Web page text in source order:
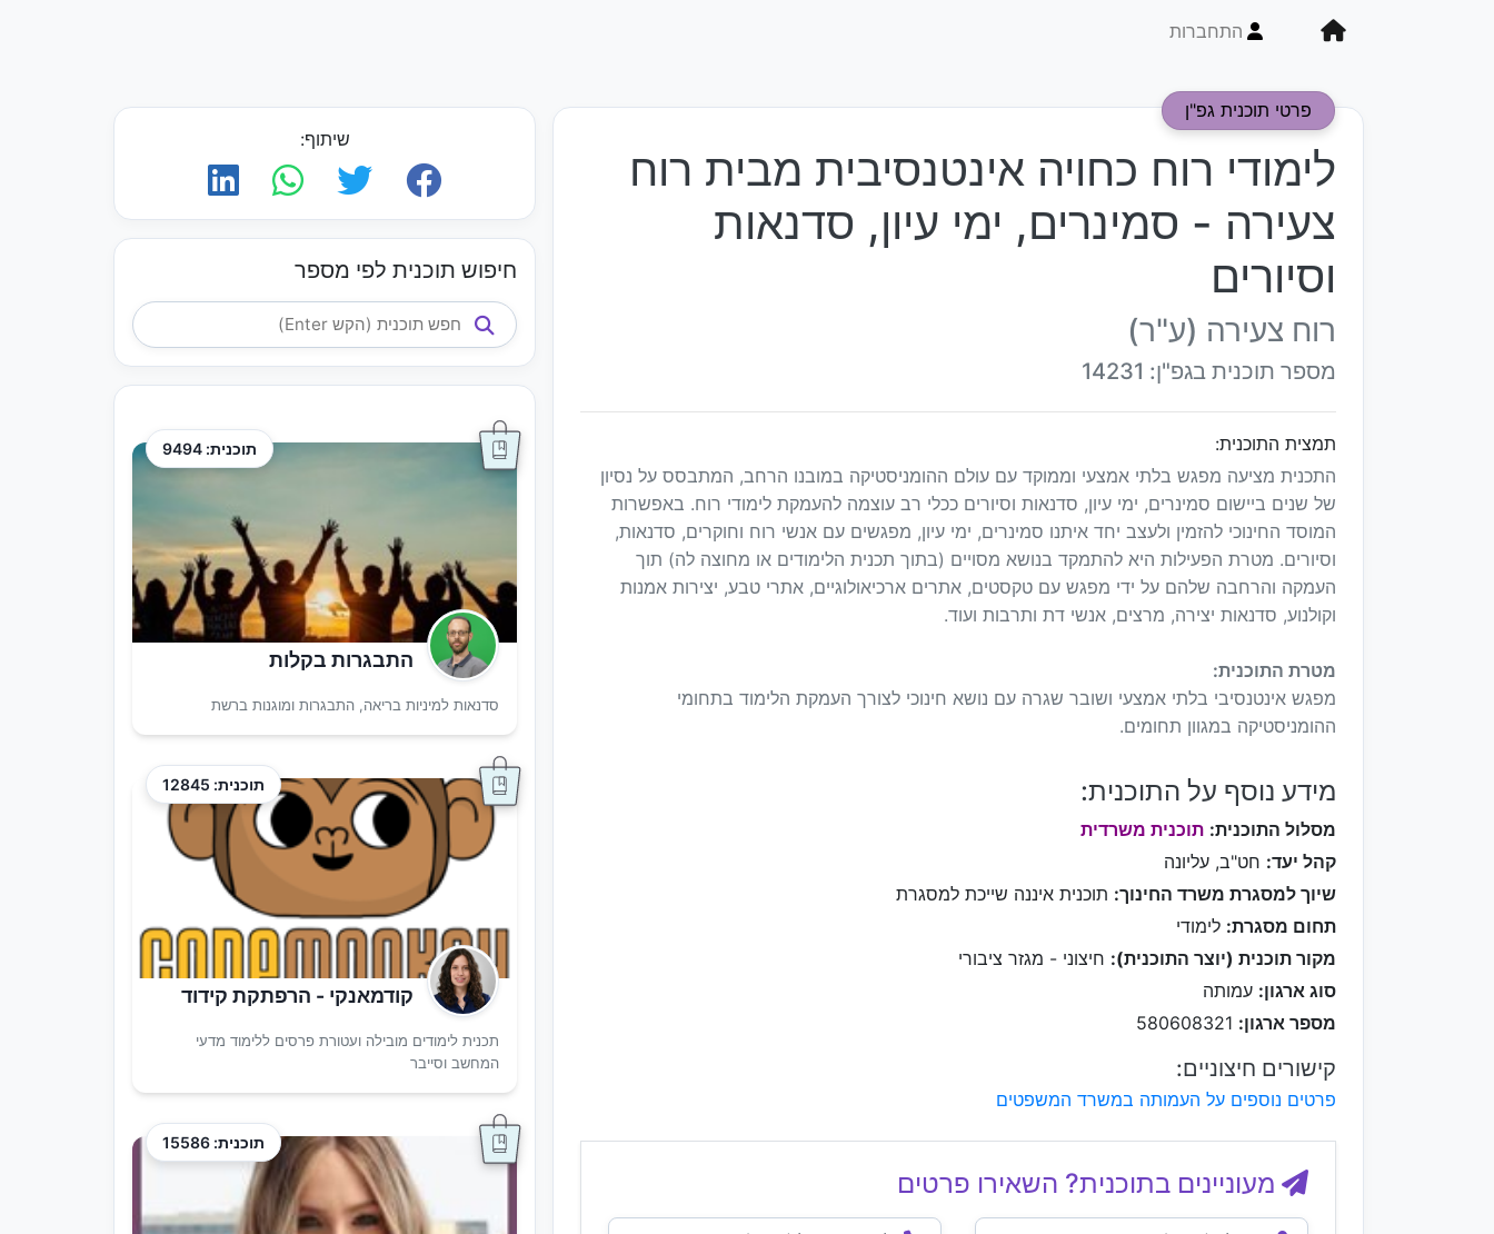
התחברות
פרטי תוכנית גפ"ן
לימודי רוח כחויה אינטנסיבית מבית רוח
צעירה - סמינרים, ימי עיון, סדנאות
וסיורים
רוח צעירה (ע"ר)
מספר תוכנית בגפ"ן: 14231
תמצית התוכנית:
התכנית מציעה מפגש בלתי אמצעי וממוקד עם עולם ההומניסטיקה במובנו הרחב, המתבסס על נסיון
של שנים ביישום סמינרים, ימי עיון, סדנאות וסיורים ככלי רב עוצמה להעמקת לימודי רוח. באפשרות
המוסד החינוכי להזמין ולעצב יחד איתנו סמינרים, ימי עיון, מפגשים עם אנשי רוח וחוקרים, סדנאות,
וסיורים. מטרת הפעילות היא להתמקד בנושא מסויים (בתוך תכנית הלימודים או מחוצה לה) תוך
העמקה והרחבה שלהם על ידי מפגש עם טקסטים, אתרים ארכיאולוגיים, אתרי טבע, יצירות אמנות
וקולנוע, סדנאות יצירה, מרצים, אנשי דת ותרבות ועוד.
מטרת התוכנית:
מפגש אינטנסיבי בלתי אמצעי ושובר שגרה עם נושא חינוכי לצורך העמקת הלימוד בתחומי
ההומניסטיקה במגוון תחומים.
מידע נוסף על התוכנית:
מסלול התוכנית: תוכנית משרדית
קהל יעד: חט"ב, עליונה
שיוך למסגרת משרד החינוך: תוכנית איננה שייכת למסגרת
תחום מסגרת: לימודי
מקור תוכנית (יוצר התוכנית): חיצוני - מגזר ציבורי
סוג ארגון: עמותה
מספר ארגון:
קישורים חיצוניים:
פרטים נוספים על העמותה במשרד המשפטים
מעוניינים בתוכנית? השאירו פרטים
שיתוף:
חיפוש תוכנית לפי מספר
תוכנית: 9494
התבגרות בקלות
סדנאות למיניות בריאה, התבגרות ומוגנות ברשת
תוכנית: 12845
קודמאנקי - הרפתקת קידוד
תכנית לימודים מובילה ועטורת פרסים ללימוד מדעי
המחשב וסייבר
תוכנית: 15586